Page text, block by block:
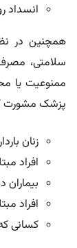
انسداد
همچنین در
سلامتی، مصرف
ممنوعیت یا
پزشک مشورت
زنان
افراد
بیماران
افراد
کسانی